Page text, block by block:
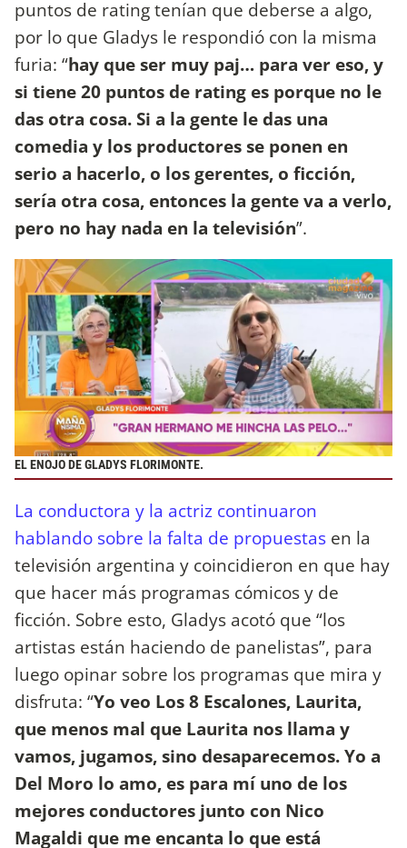
puntos de rating tenían que deberse a algo,
por lo que Gladys le respondió con la misma
furia: “hay que ser muy paj… para ver eso, y
si tiene 20 puntos de rating es porque no le
das otra cosa. Si a la gente le das una
comedia y los productores se ponen en
serio a hacerlo, o los gerentes, o ficción,
sería otra cosa, entonces la gente va a verlo,
pero no hay nada en la televisión”.
EL ENOJO DE GLADYS FLORIMONTE.
La conductora y la actriz continuaron
hablando sobre la falta de propuestas en la
televisión argentina y coincidieron en que hay
que hacer más programas cómicos y de
ficción. Sobre esto, Gladys acotó que “los
artistas están haciendo de panelistas”, para
luego opinar sobre los programas que mira y
disfruta: “Yo veo Los 8 Escalones, Laurita,
que menos mal que Laurita nos llama y
vamos, jugamos, sino desaparecemos. Yo a
Del Moro lo amo, es para mí uno de los
mejores conductores junto con Nico
Magaldi que me encanta lo que está